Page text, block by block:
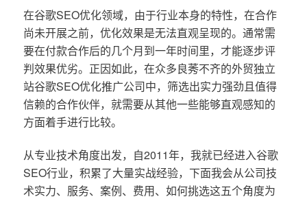
在谷歌SEO优化领域，由于行业本身的特性，在合作
尚未开展之前，优化效果是无法直观呈现的。通常需
要在付款合作后的几个月到一年时间里，才能逐步评
判效果优劣。正因如此，在众多良莠不齐的外贸独立
站谷歌SEO优化推广公司中，筛选出实力强劲且值得
信赖的合作伙伴，就需要从其他一些能够直观感知的
方面着手进行比较。
从专业技术角度出发，自2011年，我就已经进入谷歌
SEO行业，积累了大量实战经验，下面我会从公司技
术实力、服务、案例、费用、如何挑选这五个角度为